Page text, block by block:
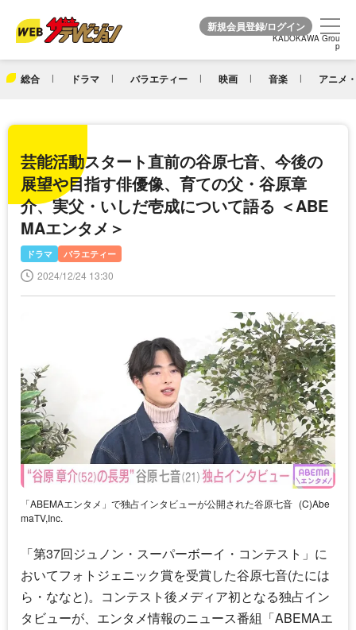
KADOKAWA Grou
p
総合 ドラマ バラエティー 映画 音楽 アニメ
KADOKAWA Grou
p
芸能活動スタート直前の谷原七音、今後の
展望や目指す俳優像、育ての父・谷原章
介、実父・いしだ壱成について語る ＜ABE
MAエンタメ＞
ドラマ バラエティー
2024/12/24 13:30
「ABEMAエンタメ」で独占インタビューが公開された谷原七音 (C)Abe
maTV,Inc.
「第37回ジュノン・スーパーボーイ・コンテスト」に
おいてフォトジェニック賞を受賞した谷原七音(たには
ら・ななと)。コンテスト後メディア初となる独占イン
タビューが、エンタメ情報のニュース番組「ABEMAエ